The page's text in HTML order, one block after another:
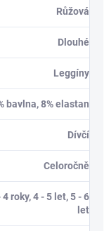
Růžová
Dlouhé
Leggíny
bavlna, 8% elastan
Dívčí
Celoročně
roky, 4 - 5 let, 5 - 6
let